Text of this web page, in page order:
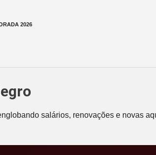
2026
salários, renovações e novas